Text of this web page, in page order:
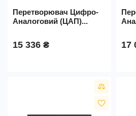
Перетворювач Цифро-
Аналоговий (ЦАП)...
15 336 ₴ 17
favorite_border